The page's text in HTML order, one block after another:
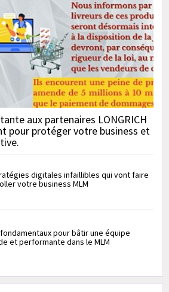
aux partenaires LONGRICH
pour protéger votre business et
digitales infaillibles qui vont faire
votre business MLM
pour bâtir une équipe
et performante dans le MLM